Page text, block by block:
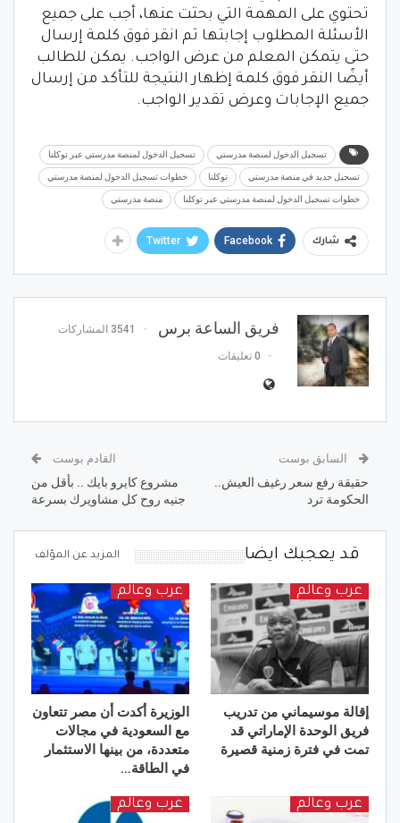
تحتوي على المهمة التي بحثت عنها، أجب على جميع
الأسئلة المطلوب إجابتها ثم انقر فوق كلمة إرسال
حتى يتمكن المعلم من عرض الواجب. يمكن للطالب
أيضًا النقر فوق كلمة إظهار النتيجة للتأكد من إرسال
جميع الإجابات وعرض تقدير الواجب.
تسجيل الدخول لمنصة مدرستي تسجيل الدخول لمنصة مدرستي عبر توكلنا
تسجيل جديد في منصة مدرستي توكلنا خطوات تسجيل الدخول لمنصة مدرستي
خطوات تسجيل الدخول لمنصة مدرستي عبر توكلنا منصة مدرستي
شارك Facebook
Twitter
فريق الساعة برس 3541 المشاركات
0 تعليقات
السابق بوست
حقيقة رفع سعر رغيف العيش..
الحكومة ترد
القادم بوست
مشروع كايرو بايك .. بأقل من
جنيه روح كل مشاويرك بسرعة
قد يعجبك ايضا المزيد عن المؤلف
عرب وعالم
إقالة موسيماني من تدريب
فريق الوحدة الإماراتي قد
تمت في فترة زمنية قصيرة
عرب وعالم
الوزيرة أكدت أن مصر تتعاون
مع السعودية في مجالات
متعددة، من بينها الاستثمار
في الطاقة…
عرب وعالم عرب وعالم